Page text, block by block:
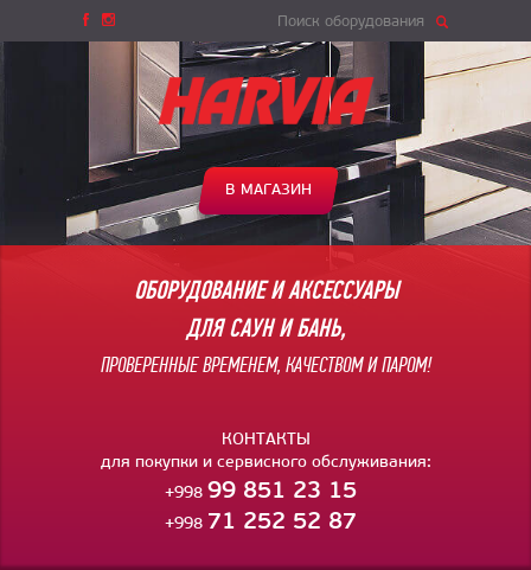
Поиск оборудования
В МАГАЗИН
ОБОРУДОВАНИЕ И АКСЕССУАРЫ
ДЛЯ САУН И БАНЬ,
ПРОВЕРЕННЫЕ ВРЕМЕНЕМ, КАЧЕСТВОМ И ПАРОМ!
КОНТАКТЫ
для покупки и сервисного обслуживания:
+998 99 851 23 15
+998 71 252 52 87